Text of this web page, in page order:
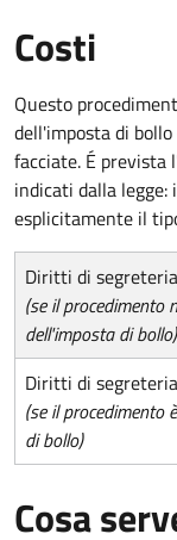
Costi
Questo
dell'imposta di
facciate. É prevista
indicati dalla
esplicitamente il
Diritti di
(se il procedimento
dell'imposta di bollo)
Diritti di
(se il procedimento
di bollo)
Cosa